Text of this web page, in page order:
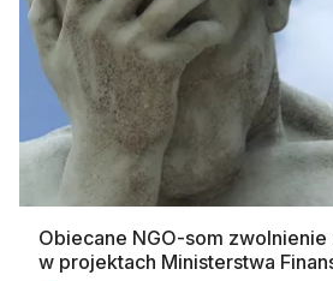
Obiecane NGO-som
w projektach Ministerstwa